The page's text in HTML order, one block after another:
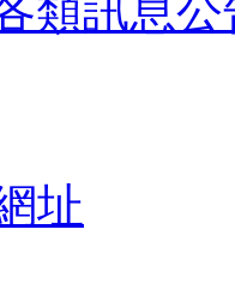
類訊息公
址